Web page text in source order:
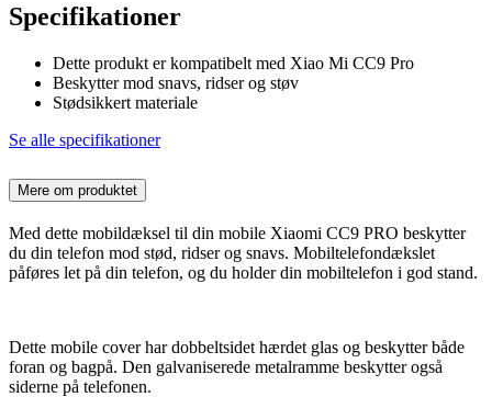
Specifikationer
Dette produkt er kompatibelt med Xiao Mi CC9 Pro
Beskytter mod snavs, ridser og støv
Stødsikkert materiale
Se alle specifikationer
Mere om produktet
Med dette mobildæksel til din mobile Xiaomi CC9 PRO beskytter
du din telefon mod stød, ridser og snavs. Mobiltelefondækslet
påføres let på din telefon, og du holder din mobiltelefon i god stand.
Dette mobile cover har dobbeltsidet hærdet glas og beskytter både
foran og bagpå. Den galvaniserede metalramme beskytter også
siderne på telefonen.